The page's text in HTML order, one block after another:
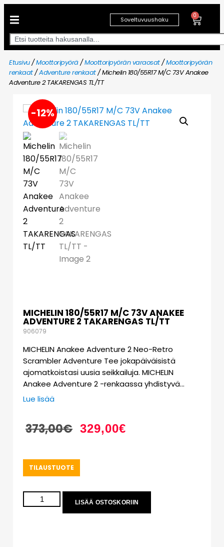
Soveltuvuushaku
0
Etusivu/Moottoripyörä/Moottoripyörän varaosat/Moottoripyörän
renkaat/Adventure renkaat/ Michelin 180/55R17 M/C 73V Anakee
Adventure 2 TAKARENGAS TL/TT
-12%
MICHELIN 180/55R17 M/C 73V ANAKEE
ADVENTURE 2 TAKARENGAS TL/TT
906079
MICHELIN Anakee Adventure 2 Neo-Retro
Scrambler Adventure Tee jokapäiväisistä
ajomatkoistasi uusia seikkailuja. MICHELIN
Anakee Adventure 2 -renkaassa yhdistyvä…
Lue lisää
373,00€ 329,00€
TILAUSTUOTE
LISÄÄ OSTOSKORIIN